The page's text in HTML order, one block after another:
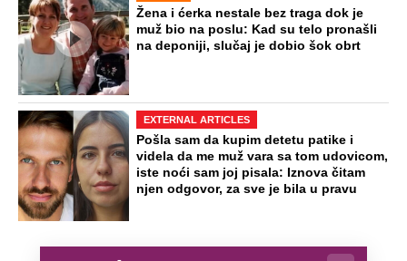
Žena i ćerka nestale bez traga dok je
muž bio na poslu: Kad su telo pronašli
na deponiji, slučaj je dobio šok obrt
EXTERNAL ARTICLES
Pošla sam da kupim detetu patike i
videla da me muž vara sa tom udovicom,
iste noći sam joj pisala: Iznova čitam
njen odgovor, za sve je bila u pravu